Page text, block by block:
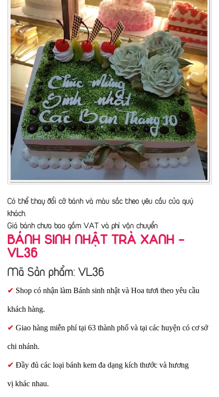
Có thể thay đổi cỡ bánh và màu sắc theo yêu cầu của quý
khách.
Giá bánh chưa bao gồm VAT và phí vận chuyển
BÁNH SINH NHẬT TRÀ XANH -
VL36
Mã Sản phẩm: VL36
✔ Shop có nhận làm Bánh sinh nhật và Hoa tươi theo yêu cầu
khách hàng.
✔ Giao hàng miễn phí tại 63 thành phố và tại các huyện có cơ sở
chi nhánh.
✔ Đầy đủ các loại bánh kem đa dạng kích thước và hương
vị khác nhau.